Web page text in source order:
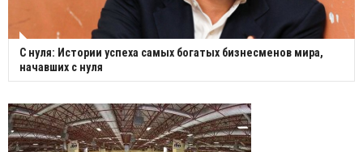
С нуля: Истории успеха самых богатых бизнесменов мира,
начавших с нуля